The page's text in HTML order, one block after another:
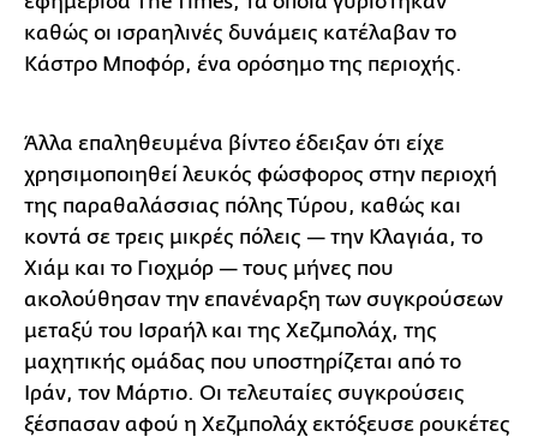
καθώς οι ισραηλινές δυνάμεις κατέλαβαν το
Κάστρο Μποφόρ, ένα ορόσημο της περιοχής.
Άλλα επαληθευμένα βίντεο έδειξαν ότι είχε
χρησιμοποιηθεί λευκός φώσφορος στην περιοχή
της παραθαλάσσιας πόλης Τύρου, καθώς και
κοντά σε τρεις μικρές πόλεις — την Κλαγιάα, το
Χιάμ και το Γιοχμόρ — τους μήνες που
ακολούθησαν την επανέναρξη των συγκρούσεων
μεταξύ του Ισραήλ και της Χεζμπολάχ, της
μαχητικής ομάδας που υποστηρίζεται από το
Ιράν, τον Μάρτιο. Οι τελευταίες συγκρούσεις
ξέσπασαν αφού η Χεζμπολάχ εκτόξευσε ρουκέτες